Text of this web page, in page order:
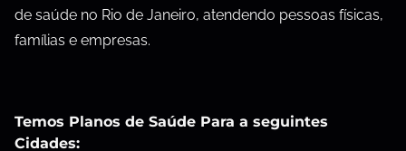
de saúde no Rio de Janeiro, atendendo pessoas físicas,
famílias e empresas.
Temos Planos de Saúde Para a seguintes
Cidades: